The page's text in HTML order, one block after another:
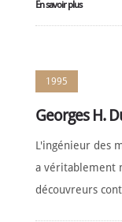
En savoir plus
1995
Georges H.
L'ingénieur des
a véritablement
découvreurs